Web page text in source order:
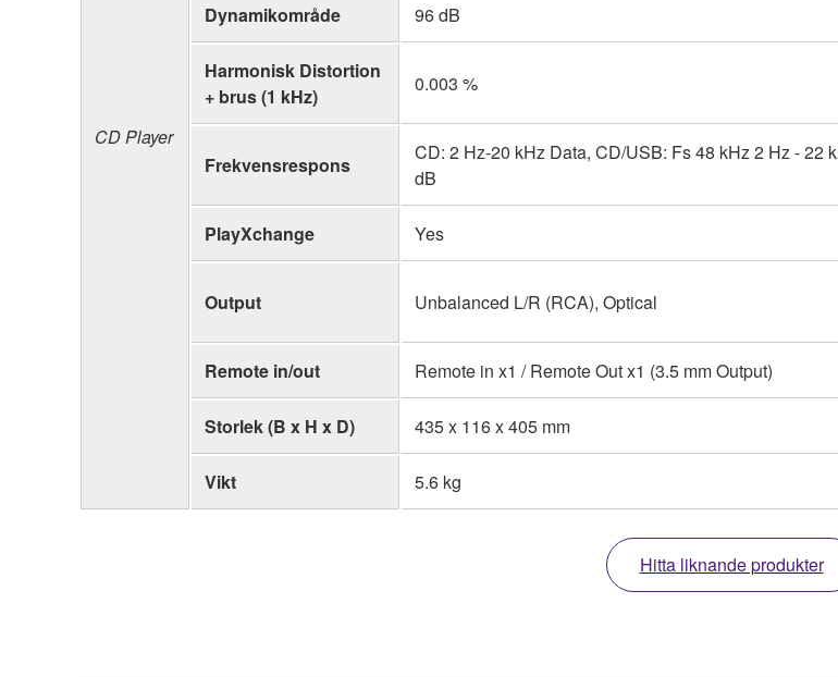
CD Player
Dynamikområde 96 dB
Harmonisk Distortion
+ brus (1 kHz)
0.003 %
Frekvensrespons
CD: 2 Hz-20 kHz Data, CD/USB: Fs 48 kHz 2 Hz - 22
dB
PlayXchange Yes
Output Unbalanced L/R (RCA), Optical
Remote in/out Remote in x1 / Remote Out x1 (3.5 mm Output)
Storlek (B x H x D) 435 x 116 x 405 mm
Vikt 5.6 kg
Hitta liknande produkter